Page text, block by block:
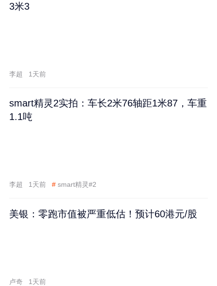
3米3
李超 1天前
smart精灵2实拍：车长2米76轴距1米87，车重
1.1吨
李超 1天前 # smart精灵#2
美银：零跑市值被严重低估！预计60港元/股
卢奇 1天前